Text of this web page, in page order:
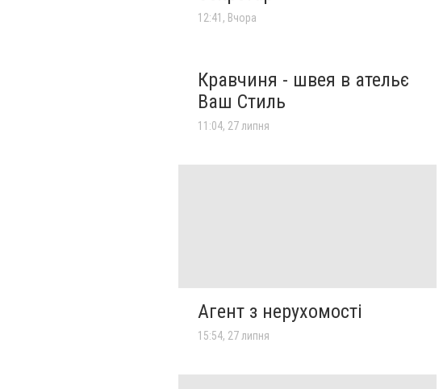
12:41, Вчора
Кравчиня - швея в ательє
Ваш Стиль
11:04, 27 липня
Агент з нерухомості
15:54, 27 липня